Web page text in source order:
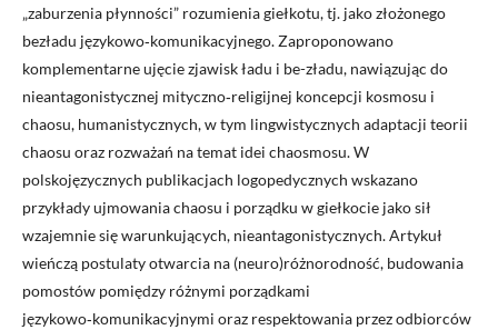
„zaburzenia płynności” rozumienia giełkotu, tj. jako złożonego
bezładu językowo‑komunikacyjnego. Zaproponowano
komplementarne ujęcie zjawisk ładu i be-zładu, nawiązując do
nieantagonistycznej mityczno‑religijnej koncepcji kosmosu i
chaosu, humanistycznych, w tym lingwistycznych adaptacji teorii
chaosu oraz rozważań na temat idei chaosmosu. W
polskojęzycznych publikacjach logopedycznych wskazano
przykłady ujmowania chaosu i porządku w giełkocie jako sił
wzajemnie się warunkujących, nieantagonistycznych. Artykuł
wieńczą postulaty otwarcia na (neuro)różnorodność, budowania
pomostów pomiędzy różnymi porządkami
językowo‑komunikacyjnymi oraz respektowania przez odbiorców